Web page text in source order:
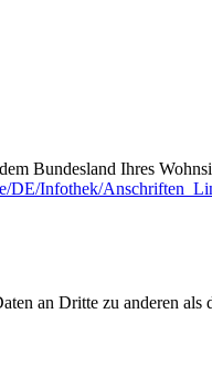
Bundesland Ihres
DE/Infothek/
an Dritte zu anderen als